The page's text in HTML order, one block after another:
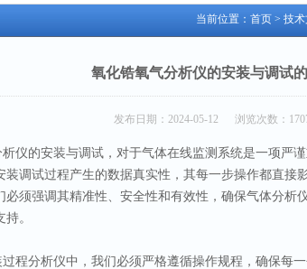
当前位置： 首页 > 技
氧化锆氧气分析仪的安装与调试
发布日期：2024-05-12 浏览次数：
仪的安装与调试， 对于气体在线监测系统是一项严谨
装调试过程产生的数据真实性， 其每一步操作都直接
必须强调其精准性、安全性和有效性，确保气体分析
。
程分析仪中，我们必须严格遵循操作规程，确保每